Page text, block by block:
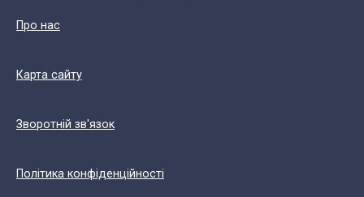
Про нас
Карта сайту
Зворотній зв'язок
Політика конфіденційності